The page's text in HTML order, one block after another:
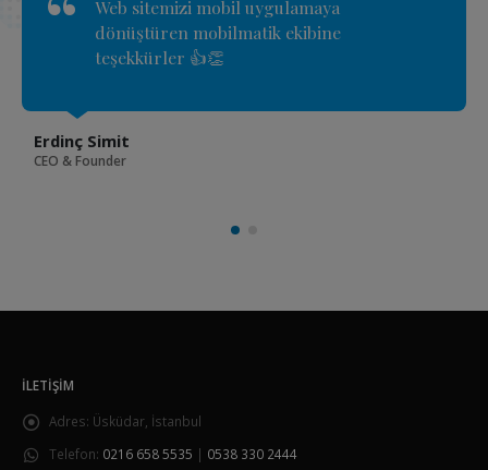
Uygulamamı markete yüklediğiniz için
teşekkür eder iyi çalışmalar dilerim.
Cenk Beyoğlu
CEO & Founder